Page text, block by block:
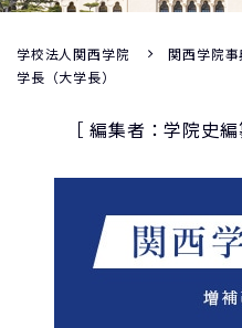
学校法人関西学院
関西学院事
学長（大学長）
［ 編集者：学院史